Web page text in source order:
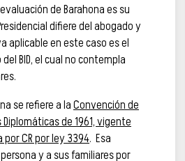
de Barahona es su
difiere del abogado y
aplicable en este caso es el
BID, el cual no contempla
se refiere a laConvención de
de 1961, vigente
CR por ley 3394. Esa
y a sus familiares por